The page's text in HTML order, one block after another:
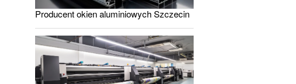
Producent okien aluminiowych Szczecin